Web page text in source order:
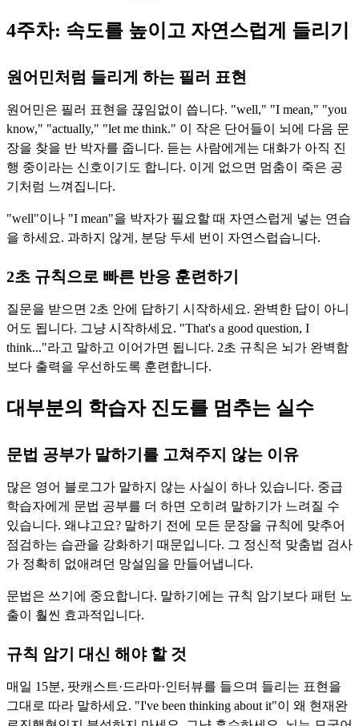
4주차: 속도를 높이고 자연스럽게 들리기
원어민처럼 들리게 하는 필러 표현
원어민은 필러 표현을 끊임없이 씁니다. "well," "I mean," "you
know," "actually," "let me think." 이 작은 단어들이 뇌에 다음 문
장을 찾을 반 박자를 줍니다. 듣는 사람에게는 대화가 아직 진
행 중이라는 신호이기도 합니다. 이게 없으면 멈춤이 죽은 공
기처럼 느껴집니다.
"well"이나 "I mean"을 박자가 필요할 때 자연스럽게 넣는 연습
을 하세요. 과하지 않게, 분당 두세 번이 자연스럽습니다.
2초 규칙으로 빠른 반응 훈련하기
질문을 받으면 2초 안에 답하기 시작하세요. 완벽한 답이 아니
어도 됩니다. 그냥 시작하세요. "That's a good question, I
think..."라고 말하고 이어가면 됩니다. 2초 규칙은 뇌가 완벽함
보다 출력을 우선하도록 훈련합니다.
대부분의 학습자 진도를 멈추는 실수
문법 공부가 말하기를 고쳐주지 않는 이유
많은 영어 블로그가 말하지 않는 사실이 하나 있습니다. 중급
학습자에게 문법 공부를 더 하면 오히려 말하기가 느려질 수
있습니다. 왜냐고요? 말하기 전에 모든 문장을 규칙에 맞추어
점검하는 습관을 강화하기 때문입니다. 그 정신적 맞춤법 검사
가 정확히 없애려던 망설임을 만들어냅니다.
문법은 쓰기에 중요합니다. 말하기에는 규칙 암기보다 패턴 노
출이 훨씬 효과적입니다.
규칙 암기 대신 해야 할 것
매일 15분, 팟캐스트·드라마·인터뷰를 들으며 들리는 표현을
그대로 따라 말하세요. "I've been thinking about it"이 왜 현재완